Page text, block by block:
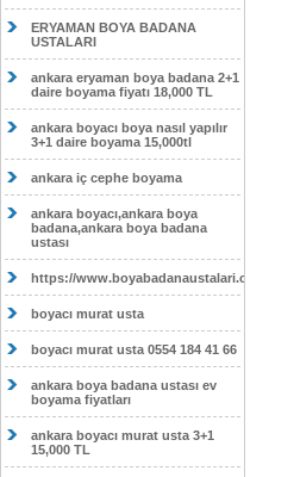
ERYAMAN BOYA BADANA
USTALARI
ankara eryaman boya badana 2+1
daire boyama fiyatı 18,000 TL
ankara boyacı boya nasıl yapılır
3+1 daire boyama 15,000tl
ankara iç cephe boyama
ankara boyacı,ankara boya
badana,ankara boya badana
ustası
https://www.boyabadanaustalari.com/
boyacı murat usta
boyacı murat usta 0554 184 41 66
ankara boya badana ustası ev
boyama fiyatları
ankara boyacı murat usta 3+1
15,000 TL